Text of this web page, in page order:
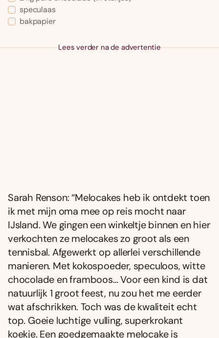
speculaas
bakpapier
Lees verder na de advertentie
Sarah Renson: “Melocakes heb ik ontdekt toen
ik met mijn oma mee op reis mocht naar
IJsland. We gingen een winkeltje binnen en hier
verkochten ze melocakes zo groot als een
tennisbal. Afgewerkt op allerlei verschillende
manieren. Met kokospoeder, speculoos, witte
chocolade en framboos… Voor een kind is dat
natuurlijk 1 groot feest, nu zou het me eerder
wat afschrikken. Toch was de kwaliteit echt
top. Goeie luchtige vulling, superkrokant
koekje. Een goedgemaakte melocake is